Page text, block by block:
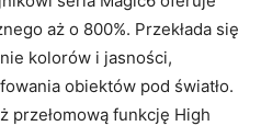
aż o 800%. Przekłada się
kolorów i jasności,
obiektów pod światło.
przełomową funkcję High